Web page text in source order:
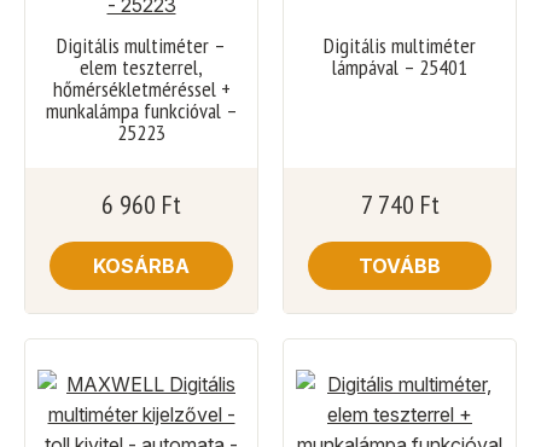
Digitális multiméter –
elem teszterrel,
hőmérsékletméréssel +
munkalámpa funkcióval –
25223
6 960 Ft
KOSÁRBA
Digitális multiméter
lámpával – 25401
7 740 Ft
TOVÁBB